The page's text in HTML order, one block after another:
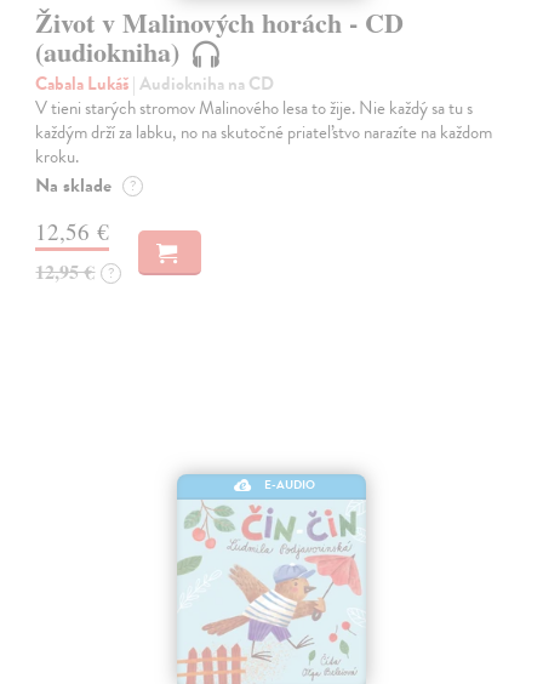
Život v Malinových horách - CD
(audiokniha)
Cabala Lukáš| Audiokniha na CD
V tieni starých stromov Malinového lesa to žije. Nie každý sa tu s
každým drží za labku, no na skutočné priateľstvo narazíte na každom
kroku.
Na sklade ?
12,56 €
12,95 € ?
E-AUDIO